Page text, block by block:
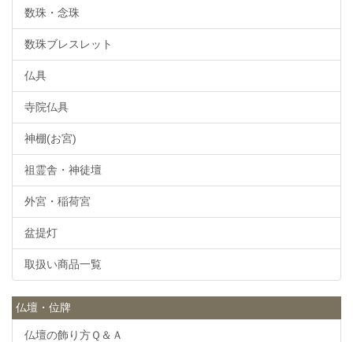
数珠・念珠
数珠ブレスレット
仏具
寺院仏具
神棚(お宮)
祖霊舎・神徒壇
外宮・稲荷宮
盆提灯
取扱い商品一覧
仏壇・位牌
仏壇の飾り方Ｑ＆Ａ